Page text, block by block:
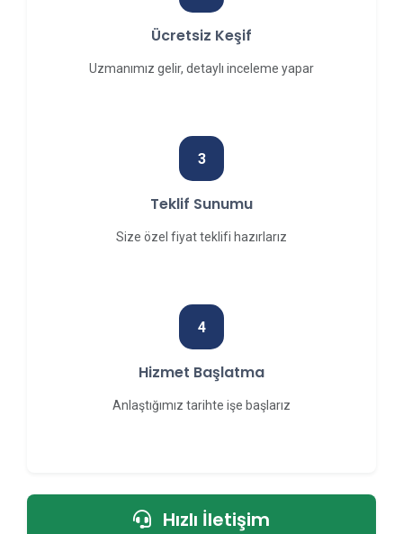
Ücretsiz Keşif
Uzmanımız gelir, detaylı inceleme yapar
3
Teklif Sunumu
Size özel fiyat teklifi hazırlarız
4
Hizmet Başlatma
Anlaştığımız tarihte işe başlarız
Hızlı İletişim